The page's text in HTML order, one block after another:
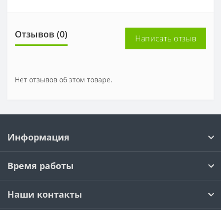
Отзывов (0) Написать отзыв
Нет отзывов об этом товаре.
Информация
Время работы
Наши контакты